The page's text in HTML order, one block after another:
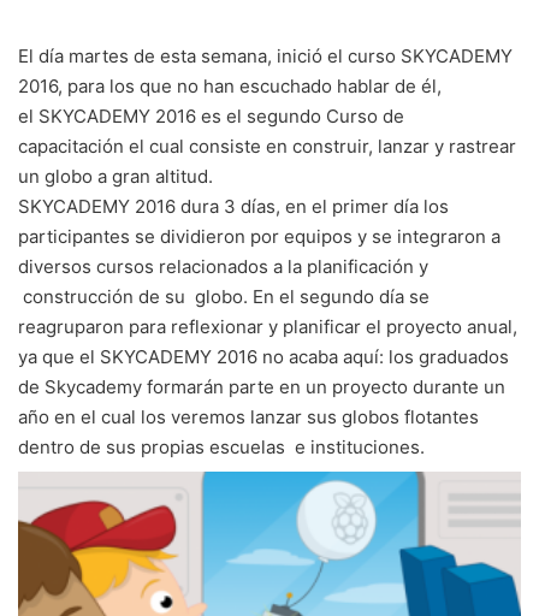
El día martes de esta semana, inició el curso SKYCADEMY
2016, para los que no han escuchado hablar de él,
el SKYCADEMY 2016 es el segundo Curso de
capacitación el cual consiste en construir, lanzar y rastrear
un globo a gran altitud.
SKYCADEMY 2016 dura 3 días, en el primer día los
participantes se dividieron por equipos y se integraron a
diversos cursos relacionados a la planificación y
construcción de su globo. En el segundo día se
reagruparon para reflexionar y planificar el proyecto anual,
ya que el SKYCADEMY 2016 no acaba aquí: los graduados
de Skycademy formarán parte en un proyecto durante un
año en el cual los veremos lanzar sus globos flotantes
dentro de sus propias escuelas e instituciones.